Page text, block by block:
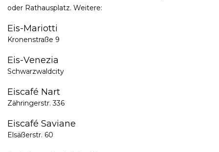
oder Rathausplatz. Weitere:
Eis-Mariotti
Kronenstraße 9
Eis-Venezia
Schwarzwaldcity
Eiscafé Nart
Zähringerstr. 336
Eiscafé Saviane
Elsäßerstr. 60